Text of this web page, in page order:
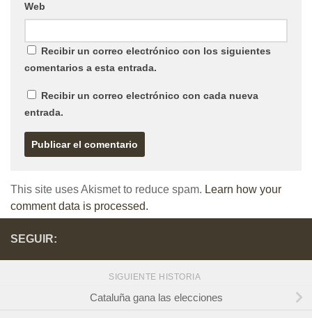
Web
Recibir un correo electrónico con los siguientes
comentarios a esta entrada.
Recibir un correo electrónico con cada nueva
entrada.
This site uses Akismet to reduce spam. Learn how your
comment data is processed.
SEGUIR:
SIGUIENTE HISTORIA
Cataluña gana las elecciones